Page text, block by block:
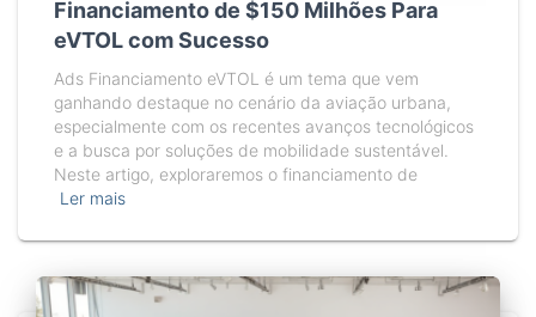
Financiamento de $150 Milhões Para
eVTOL com Sucesso
Ads Financiamento eVTOL é um tema que vem
ganhando destaque no cenário da aviação urbana,
especialmente com os recentes avanços tecnológicos
e a busca por soluções de mobilidade sustentável.
Neste artigo, exploraremos o financiamento de
Ler mais